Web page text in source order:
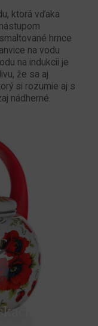
ktorá vďaka
hrnce
na vodu
na indukcii je
že sa aj
si rozumie aj s
nádherné.